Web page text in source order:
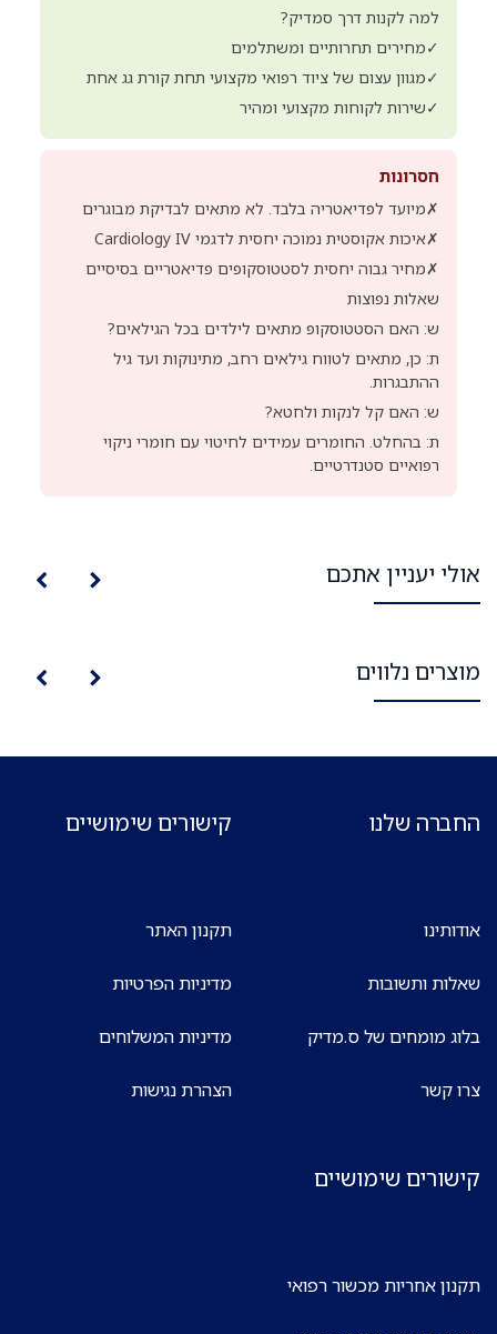
למה לקנות דרך סמדיק?
✓מחירים תחרותיים ומשתלמים
✓מגוון עצום של ציוד רפואי מקצועי תחת קורת גג אחת
✓שירות לקוחות מקצועי ומהיר
חסרונות
✗מיועד לפדיאטריה בלבד. לא מתאים לבדיקת מבוגרים
✗איכות אקוסטית נמוכה יחסית לדגמי Cardiology IV
✗מחיר גבוה יחסית לסטטוסקופים פדיאטריים בסיסיים
שאלות נפוצות
ש: האם הסטטוסקופ מתאים לילדים בכל הגילאים?
ת: כן, מתאים לטווח גילאים רחב, מתינוקות ועד גיל
ההתבגרות.
ש: האם קל לנקות ולחטא?
ת: בהחלט. החומרים עמידים לחיטוי עם חומרי ניקוי
רפואיים סטנדרטיים.
אולי יעניין אתכם
מוצרים נלווים
החברה שלנו
אודותינו
שאלות ותשובות
בלוג מומחים של ס.מדיק
צרו קשר
קישורים שימושיים
תקנון האתר
מדיניות הפרטיות
מדיניות המשלוחים
הצהרת נגישות
קישורים שימושיים
תקנון אחריות מכשור רפואי